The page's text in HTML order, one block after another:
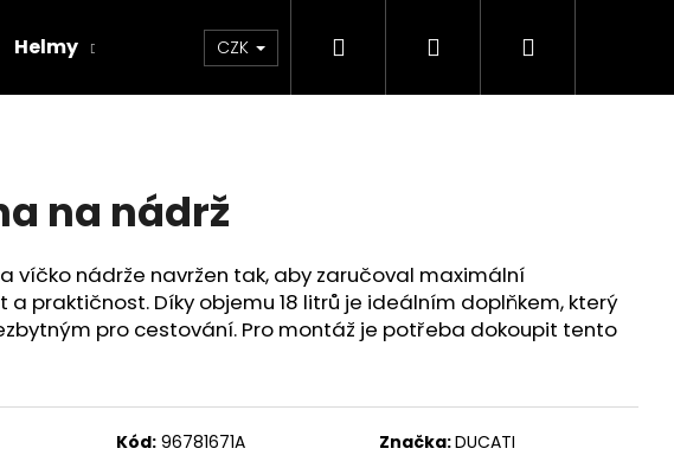
Helmy Chrániče Díly Doplňky a předměty
CZK Hledat PřihlášeníNákupní
na nádrž
víčko nádrže navržen tak, aby zaručoval maximální
a praktičnost. Díky objemu 18 litrů je ideálním doplňkem, který
pro cestování. Pro montáž je potřeba dokoupit tento
Kód: 96781671A Značka:DUCATI